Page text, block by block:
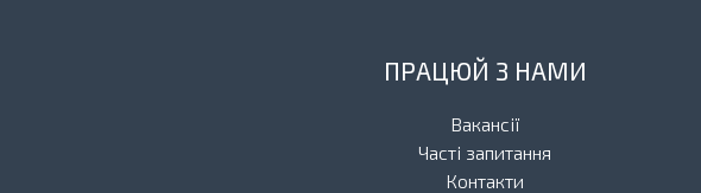
ПРАЦЮЙ З НАМИ
Вакансії
Часті запитання
Контакти